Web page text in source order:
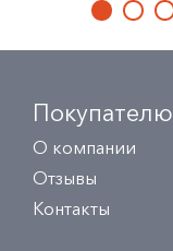
Покупателю
О компании
Отзывы
Контакты